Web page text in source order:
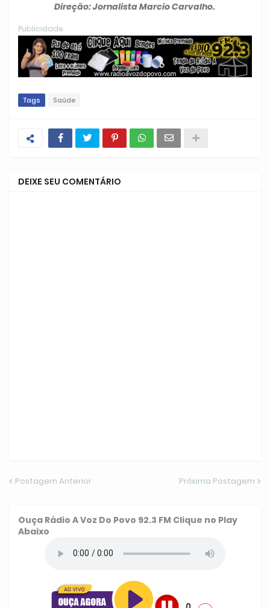
Direção: Jornalista Marcio Carvalho.
Publicidade
Tags Saúde
DEIXE SEU COMENTÁRIO
Postagem Anterior Próxima Postagem
Ouça Rádio A Voz Do Povo 92.3 FM Clique no Play
Abaixo